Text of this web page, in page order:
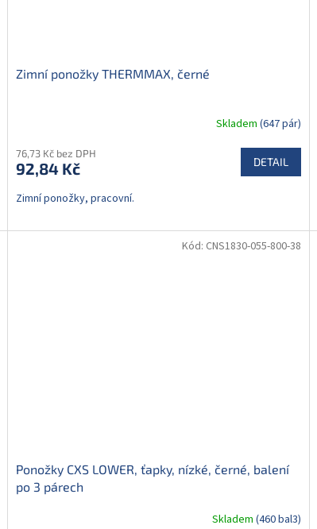
Zimní ponožky THERMMAX, černé
Skladem (647 pár)
76,73 Kč bez DPH
92,84 Kč DETAIL
Zimní ponožky, pracovní.
Ponožky CXS LOWER, ťapky, nízké, černé, balení
po 3 párech
Skladem (460 bal3)
Kód: CNS1830-055-800-38